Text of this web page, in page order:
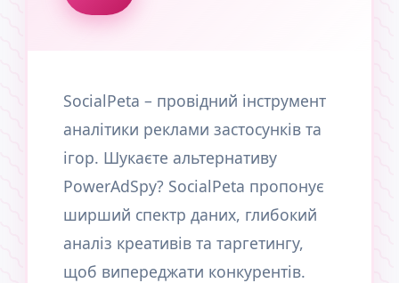
SocialPeta – провідний інструмент
аналітики реклами застосунків та
ігор. Шукаєте альтернативу
PowerAdSpy? SocialPeta пропонує
ширший спектр даних, глибокий
аналіз креативів та таргетингу,
щоб випереджати конкурентів.